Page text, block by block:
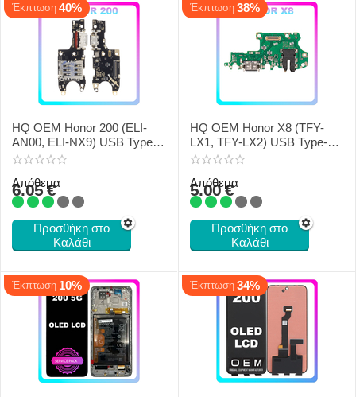
Έκπτωση 40%
HQ OEM Honor 200 (ELI-
AN00, ELI-NX9) USB Type-C
Charging Dock + Microphone
6.05€
Απόθεμα
Προσθήκη στο
Καλάθι
Έκπτωση 38%
HQ OEM Honor X8 (TFY-
LX1, TFY-LX2) USB Type-C
Charging Dock + Microphone
5.00€
Απόθεμα
Προσθήκη στο
Καλάθι
Έκπτωση 10% Έκπτωση 34%